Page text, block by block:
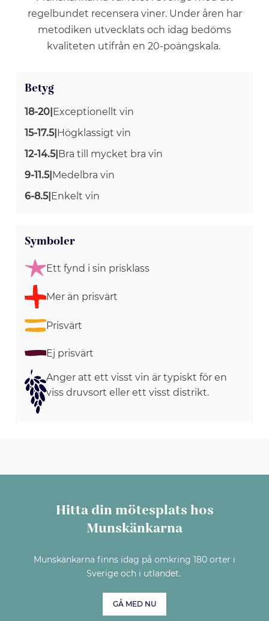
regelbundet recensera viner. Under åren har
metodiken utvecklats och idag bedöms
kvaliteten utifrån en 20-poängskala.
Betyg
18-20 Exceptionellt vin
15-17.5| Högklassigt vin
12-14.5| Bra till mycket bra vin
9-11.5| Medelbra vin
6-8.5| Enkelt vin
Symboler
Ett fynd i sin prisklass
Mer än prisvärt
Prisvärt
Ej prisvärt
Anger att ett visst vin är typiskt för en
viss druvsort eller ett visst distrikt.
Hitta din mötesplats hos
Munskänkarna
Munskänkarna finns idag på omkring 180 orter i
Sverige och i utlandet.
GÅ MED NU